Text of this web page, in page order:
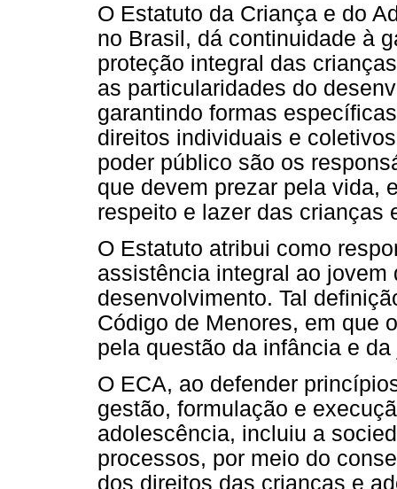
O Estatuto da Criança e do
no Brasil, dá continuidade à
proteção integral das
as particularidades do
garantindo formas
direitos individuais e
poder público são os
que devem prezar pela vida,
respeito e lazer das crianças
O Estatuto atribui como
assistência integral ao
desenvolvimento. Tal
Código de Menores, em que
pela questão da infância e
O ECA, ao defender
gestão, formulação e
adolescência, incluiu a
processos, por meio do
dos direitos das crianças e